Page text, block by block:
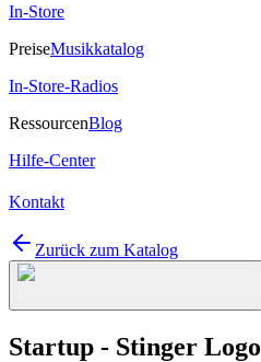
In-Store
PreiseMusikkatalog
In-Store-Radios
RessourcenBlog
Hilfe-Center
Kontakt
Zurück zum Katalog
Startup - Stinger Logo